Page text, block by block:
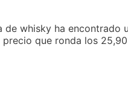
de whisky ha encontrado
precio que ronda los